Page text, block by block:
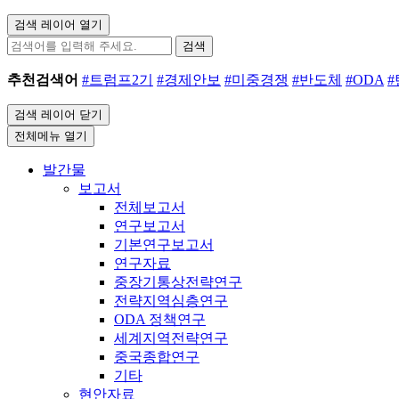
검색 레이어 열기
검색
추천검색어 #트럼프2기 #경제안보 #미중경쟁 #반도체 #ODA #
검색 레이어 닫기
전체메뉴 열기
발간물
보고서
전체보고서
연구보고서
기본연구보고서
연구자료
중장기통상전략연구
전략지역심층연구
ODA 정책연구
세계지역전략연구
중국종합연구
기타
현안자료